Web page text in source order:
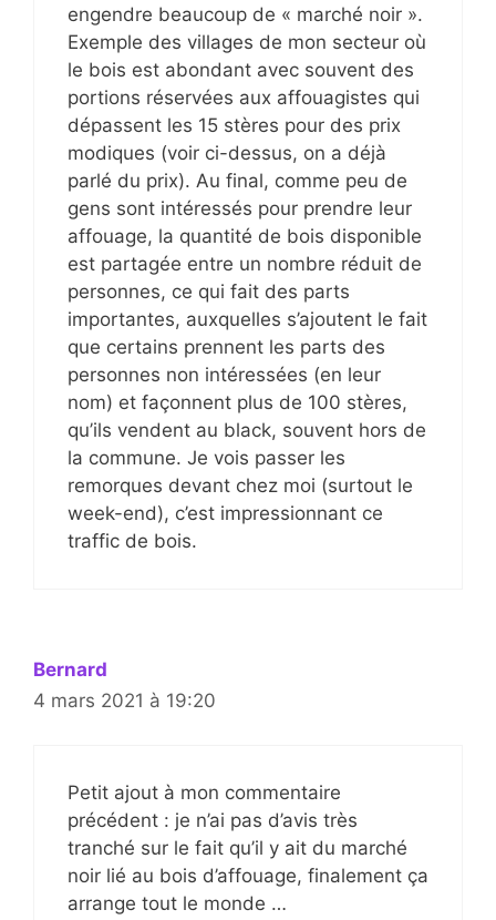
engendre beaucoup de « marché noir ».
Exemple des villages de mon secteur où
le bois est abondant avec souvent des
portions réservées aux affouagistes qui
dépassent les 15 stères pour des prix
modiques (voir ci-dessus, on a déjà
parlé du prix). Au final, comme peu de
gens sont intéressés pour prendre leur
affouage, la quantité de bois disponible
est partagée entre un nombre réduit de
personnes, ce qui fait des parts
importantes, auxquelles s’ajoutent le fait
que certains prennent les parts des
personnes non intéressées (en leur
nom) et façonnent plus de 100 stères,
qu’ils vendent au black, souvent hors de
la commune. Je vois passer les
remorques devant chez moi (surtout le
week-end), c’est impressionnant ce
traffic de bois.
Bernard
4 mars 2021 à 19:20
Petit ajout à mon commentaire
précédent : je n’ai pas d’avis très
tranché sur le fait qu’il y ait du marché
noir lié au bois d’affouage, finalement ça
arrange tout le monde …